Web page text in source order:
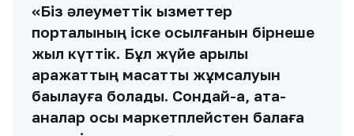
«Біз әлеуметтік қызметтер
порталының іске қосылғанын бірнеше
жыл күттік. Бұл жүйе арқылы
қаражаттың мақсатты жұмсалуын
бақылауға болады. Сондай-ақ, ата-
аналар осы маркетплейстен балаға